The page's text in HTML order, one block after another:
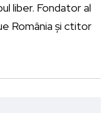
liber. Fondator al
România și ctitor